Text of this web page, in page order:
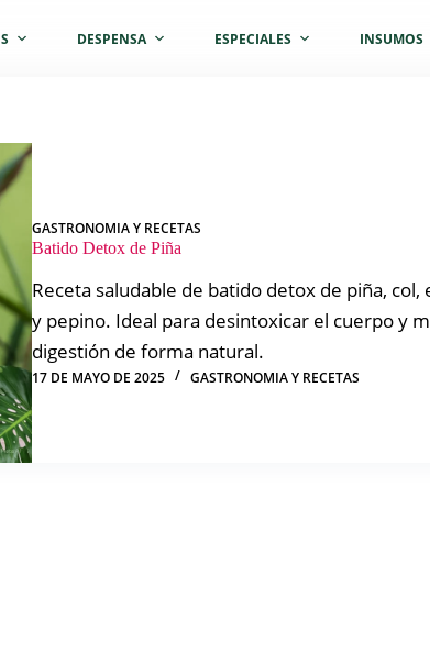
DESPENSA ESPECIALES INSUMOS
GASTRONOMIA Y RECETAS
Batido Detox de Piña
Receta saludable de batido detox de piña, col,
y pepino. Ideal para desintoxicar el cuerpo y
digestión de forma natural.
17 DE MAYO DE 2025 GASTRONOMIA Y RECETAS